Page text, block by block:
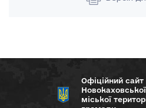
Офіційний сайт
Новокаховської
міської